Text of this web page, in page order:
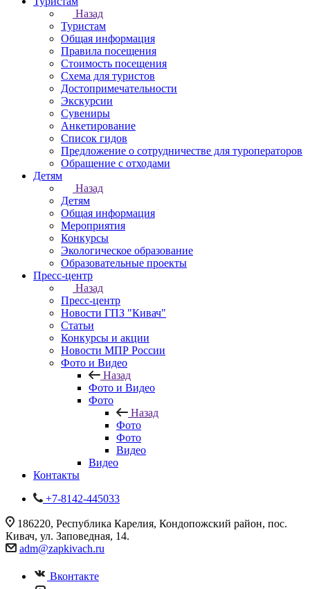
Назад
Туристам
Общая информация
Правила посещения
Стоимость посещения
Схема для туристов
Достопримечательности
Экскурсии
Сувениры
Анкетирование
Список гидов
Предложение о сотрудничестве для туроператоров
Обращение с отходами
Детям
Назад
Детям
Общая информация
Мероприятия
Конкурсы
Экологическое образование
Образовательные проекты
Пресс-центр
Назад
Пресс-центр
Новости ГПЗ "Кивач"
Статьи
Конкурсы и акции
Новости МПР России
Фото и Видео
Назад
Фото и Видео
Фото
Назад
Фото
Фото
Видео
Видео
Контакты
+7-8142-445033
186220, Республика Карелия, Кондопожский район, пос.
Кивач, ул. Заповедная, 14.
adm@zapkivach.ru
Вконтакте